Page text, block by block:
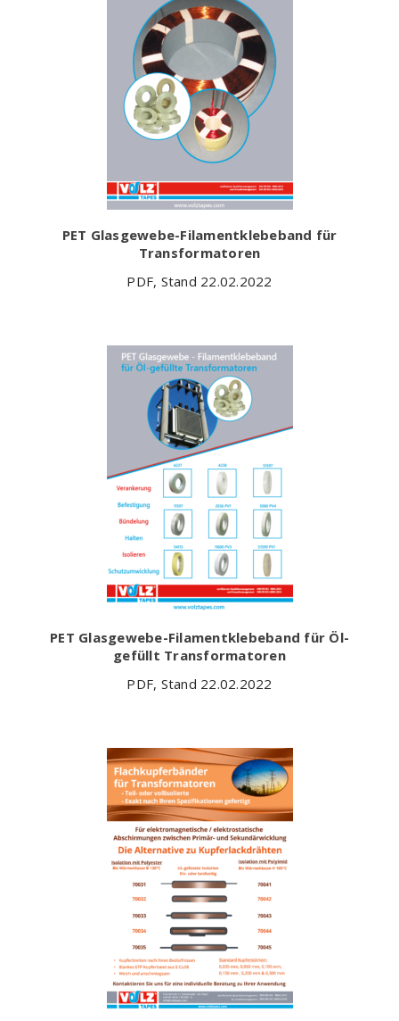
PET Glasgewebe-Filamentklebeband für
Transformatoren
PDF, Stand 22.02.2022
PET Glasgewebe-Filamentklebeband für Öl-
gefüllt Transformatoren
PDF, Stand 22.02.2022